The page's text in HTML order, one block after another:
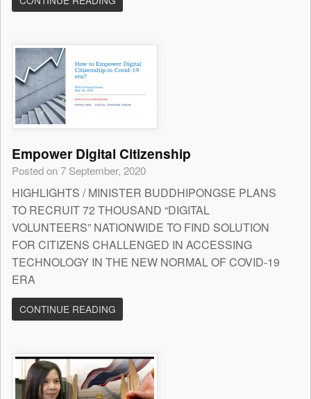
Empower Digital Citizenship
Posted on 7 September, 2020
HIGHLIGHTS / MINISTER BUDDHIPONGSE PLANS
TO RECRUIT 72 THOUSAND “DIGITAL
VOLUNTEERS” NATIONWIDE TO FIND SOLUTION
FOR CITIZENS CHALLENGED IN ACCESSING
TECHNOLOGY IN THE NEW NORMAL OF COVID-19
ERA
CONTINUE READING